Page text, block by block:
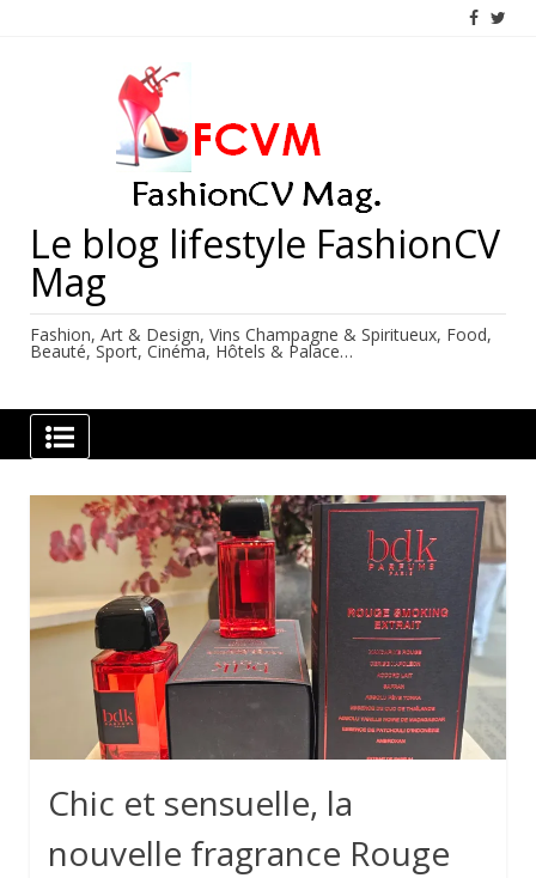
Le blog lifestyle FashionCV
Mag
Fashion, Art & Design, Vins Champagne & Spiritueux, Food,
Beauté, Sport, Cinéma, Hôtels & Palace…
Chic et sensuelle, la
nouvelle fragrance Rouge